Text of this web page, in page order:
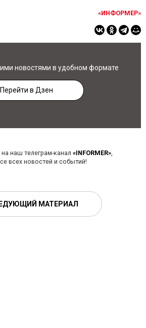
«ИНФОРМЕР»
новостями в удобном формате
Перейти в Дзен
наш телеграм-канал «INFORMER»,
всех новостей и событий!
МАТЕРИАЛ